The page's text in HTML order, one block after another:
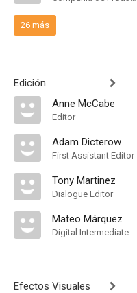
26 más
Edición
Anne McCabe
Editor
Adam Dicterow
First Assistant Editor
Tony Martinez
Dialogue Editor
Mateo Márquez
Digital Intermediate Assistant
Efectos Visuales